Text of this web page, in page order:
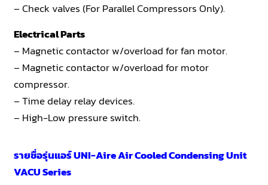
– Check valves (For Parallel Compressors Only).
Electrical Parts
– Magnetic contactor w/overload for fan motor.
– Magnetic contactor w/overload for motor
compressor.
– Time delay relay devices.
– High-Low pressure switch.
รายชื่อรุ่นแอร์ UNI-Aire Air Cooled Condensing Unit
VACU Series